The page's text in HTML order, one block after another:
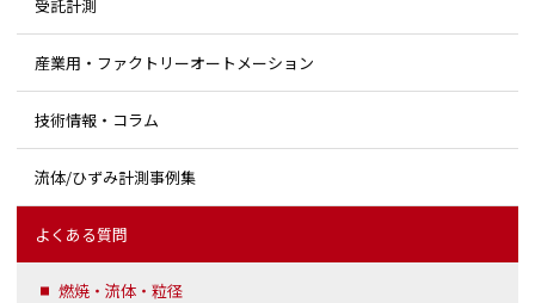
受託計測
産業用・ファクトリーオートメーション
技術情報・コラム
流体/ひずみ計測事例集
よくある質問
燃焼・流体・粒径